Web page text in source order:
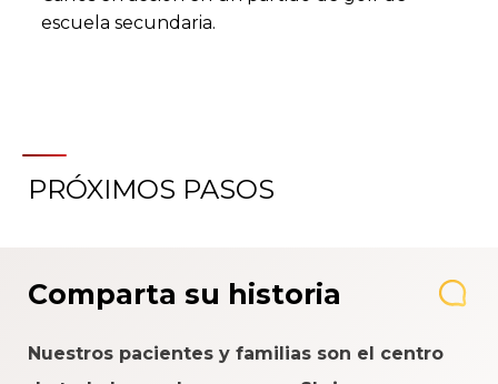
escuela secundaria.
PRÓXIMOS PASOS
Comparta su historia
Nuestros pacientes y familias son el centro